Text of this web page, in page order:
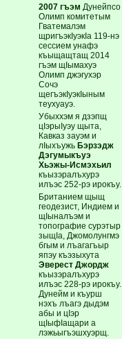
2007 гъэм Дунейпсо
Олимп комитетым
Гватемалэм
щригъэкIуэкIа 119-нэ
сессием унафэ
къыщащтащ 2014
гъэм щIымахуэ
Олимп джэгухэр
Сочэ
щегъэкIуэкIыным
теухуауэ.
Убыххэм я дзэпщ
цIэрыIуэу щыта,
Кавказ зауэм и
лIыхъужьБэрзэдж
Дэгумыкъуэ
Хьэжы-Исмэхьил
къызэралъхурэ
илъэс 252-рэ ирокъу.
Британием щыщ
геодезист, Индием и
щIыналъэм и
топографие сурэтыр
зыщIа, Джомолунгмэ
бгым и лъагагъыр
япэу къэзыхута
Эверест Джордж
къызэралъхурэ
илъэс 228-рэ ирокъу.
Дунейм и къурш
нэхъ лъагэ дыдэм
абы и цIэр
щIыфIащари а
лэжьыгъэшхуэрщ.